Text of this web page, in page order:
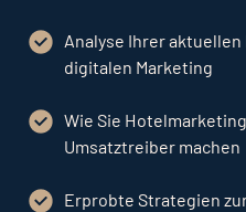
Analyse Ihrer
digitalen Marketing
Wie Sie
Umsatztreiber machen
Erprobte Strategien